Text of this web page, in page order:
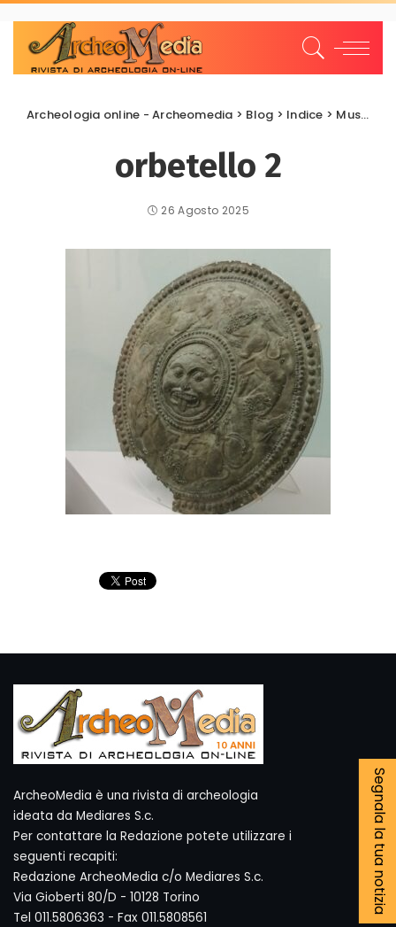
Archeologia online - Archeomedia > Blog > Indice > Musei Archeologici
orbetello 2
26 Agosto 2025
Segnala la tua notizia
ArcheoMedia è una rivista di archeologia
ideata da Mediares S.c.
Per contattare la Redazione potete utilizzare i
seguenti recapiti:
Redazione ArcheoMedia c/o Mediares S.c.
Via Gioberti 80/D - 10128 Torino
Tel 011.5806363 - Fax 011.5808561